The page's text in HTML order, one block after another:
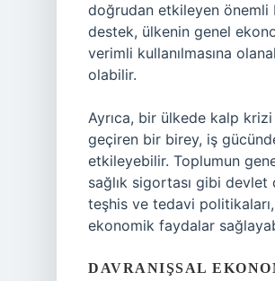
doğrudan etkileyen önemli
destek, ülkenin genel
verimli kullanılmasına
olabilir.
Ayrıca, bir ülkede kalp krizi
geçiren bir birey, iş
etkileyebilir. Toplumun
sağlık sigortası gibi
teşhis ve tedavi
ekonomik faydalar
DAVRANIŞSAL